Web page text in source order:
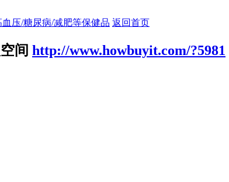
压/糖尿病/减肥等保健品 返回首页
间 http://www.howbuyit.com/?5981